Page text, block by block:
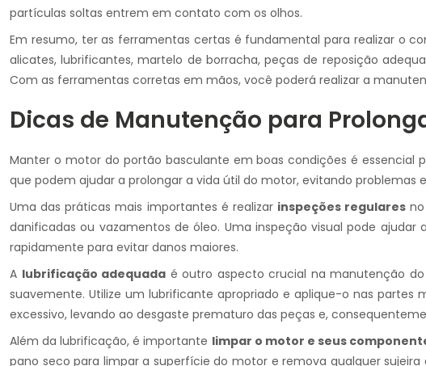
partículas soltas entrem em contato com os olhos.
Em resumo, ter as ferramentas certas é fundamental para realizar o
alicates, lubrificantes, martelo de borracha, peças de reposição
Com as ferramentas corretas em mãos, você poderá realizar a
Dicas de Manutenção para
Manter o motor do portão basculante em boas condições é essencial
que podem ajudar a prolongar a vida útil do motor, evitando problemas
Uma das práticas mais importantes é realizar inspeções regulares
danificadas ou vazamentos de óleo. Uma inspeção visual pode
rapidamente para evitar danos maiores.
A lubrificação adequada é outro aspecto crucial na manutenção
suavemente. Utilize um lubrificante apropriado e aplique-o nas
excessivo, levando ao desgaste prematuro das peças e,
Além da lubrificação, é importante limpar o motor e seus
pano seco para limpar a superfície do motor e remova qualquer